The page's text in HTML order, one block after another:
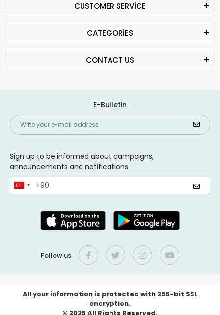
CUSTOMER SERVİCE
CATEGORİES
CONTACT US
E-Bulletin
Sign up to be informed about campaigns,
announcements and notifications.
Follow us
All your information is protected with 256-bit SSL
encryption.
© 2025 All Rights Reserved.